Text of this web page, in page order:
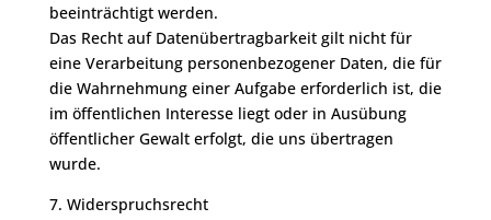
beeinträchtigt werden.
Das Recht auf Datenübertragbarkeit gilt nicht für
eine Verarbeitung personenbezogener Daten, die für
die Wahrnehmung einer Aufgabe erforderlich ist, die
im öffentlichen Interesse liegt oder in Ausübung
öffentlicher Gewalt erfolgt, die uns übertragen
wurde.
7. Widerspruchsrecht